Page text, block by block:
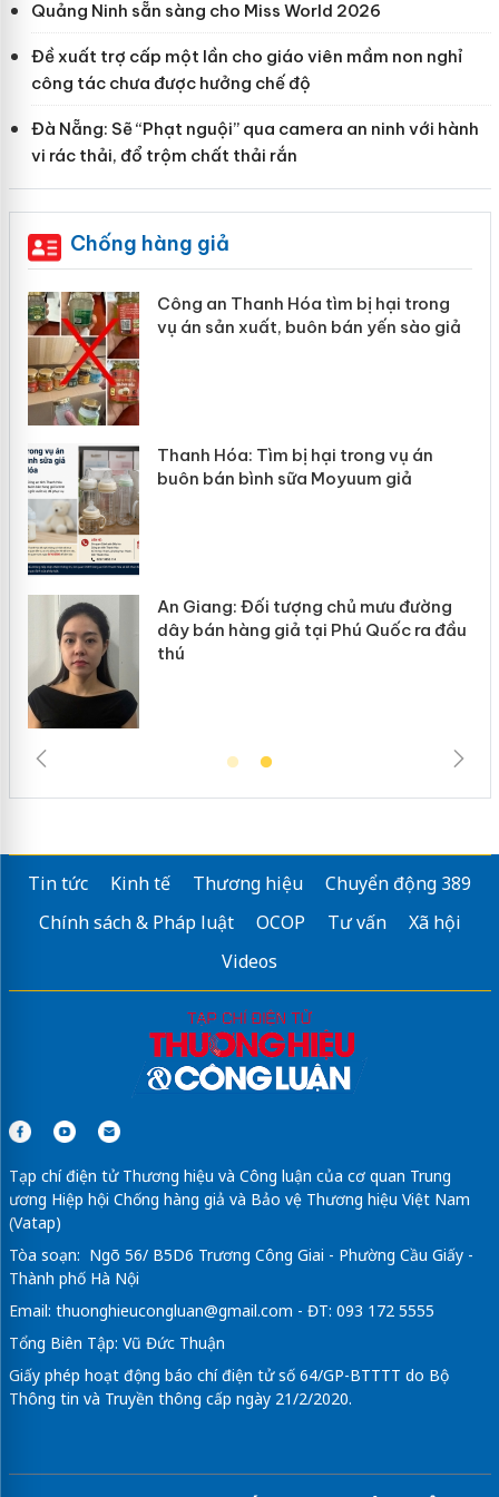
Quảng Ninh sẵn sàng cho Miss World 2026
Đề xuất trợ cấp một lần cho giáo viên mầm non nghỉ
công tác chưa được hưởng chế độ
Đà Nẵng: Sẽ “Phạt nguội” qua camera an ninh với hành
vi rác thải, đổ trộm chất thải rắn
Chống hàng giả
Công an Thanh Hóa tìm bị hại trong
vụ án sản xuất, buôn bán yến sào giả
Thanh Hóa: Tìm bị hại trong vụ án
buôn bán bình sữa Moyuum giả
An Giang: Đối tượng chủ mưu đường
dây bán hàng giả tại Phú Quốc ra đầu
thú
Tin tức Kinh tế Thương hiệu
Chuyển động 389
Chính sách & Pháp luật
OCOP Tư vấn
Xã hội
Videos
Tạp chí điện tử Thương hiệu và Công luận của cơ quan Trung
ương Hiệp hội Chống hàng giả và Bảo vệ Thương hiệu Việt Nam
(Vatap)
Tòa soạn: Ngõ 56/ B5D6 Trương Công Giai - Phường Cầu Giấy -
Thành phố Hà Nội
Email: thuonghieucongluan@gmail.com - ĐT: 093 172 5555
Tổng Biên Tập: Vũ Đức Thuận
Giấy phép hoạt động báo chí điện tử số 64/GP-BTTTT do Bộ
Thông tin và Truyền thông cấp ngày 21/2/2020.